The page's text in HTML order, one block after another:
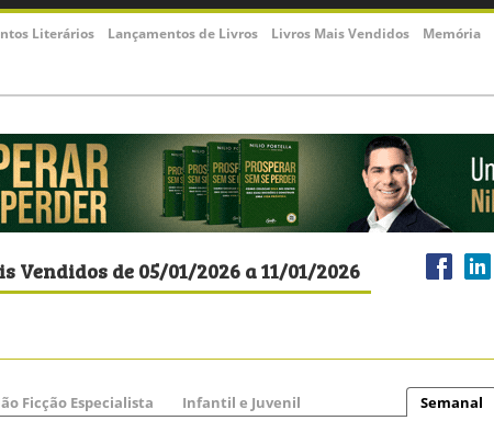
Literários Lançamentos de Livros Livros Mais Vendidos Memória
Vendidos de 05/01/2026 a 11/01/2026
Ficção Especialista Infantil e Juvenil Semanal